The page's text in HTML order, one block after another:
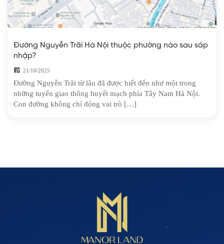
Đường Nguyễn Trãi Hà Nội thuộc phường nào sau sáp
nhập?
21/10/2025
Đường Nguyễn Trãi từ lâu đã được biết đến như một trong
những tuyến giao thông huyết mạch phía Tây Nam Hà Nội.
Con đường không chỉ đóng vai trò […]